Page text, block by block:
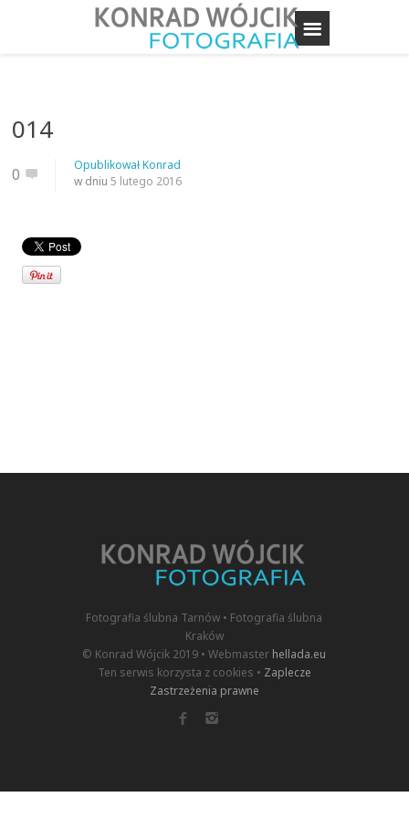
014
0 OpublikowałKonrad
w dniu5 lutego 2016
Fotografia ślubna Tarnów • Fotografia ślubna
Kraków
© Konrad Wójcik 2019 • Webmaster hellada.eu
Ten serwis korzysta z cookies • Zaplecze
Zastrzeżenia prawne